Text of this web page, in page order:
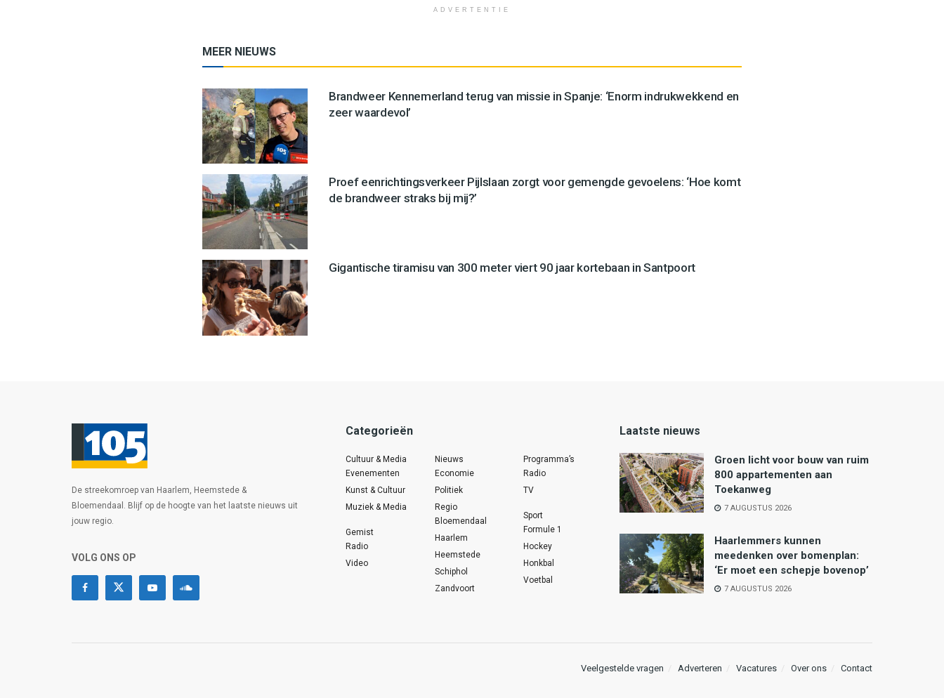
ADVERTENTIE
MEER NIEUWS
Brandweer Kennemerland terug van missie in Spanje: ‘Enorm indrukwekkend en
zeer waardevol’
Proef eenrichtingsverkeer Pijlslaan zorgt voor gemengde gevoelens: ‘Hoe komt
de brandweer straks bij mij?’
Gigantische tiramisu van 300 meter viert 90 jaar kortebaan in Santpoort
De streekomroep van Haarlem, Heemstede &
Bloemendaal. Blijf op de hoogte van het laatste nieuws uit
jouw regio.
VOLG ONS OP
Categorieën
Cultuur & Media
Evenementen
Kunst & Cultuur
Muziek & Media
Gemist
Radio
Video
Nieuws
Economie
Politiek
Regio
Bloemendaal
Haarlem
Heemstede
Schiphol
Zandvoort
Programma’s
Radio
TV
Sport
Formule 1
Hockey
Honkbal
Voetbal
Laatste nieuws
Groen licht voor bouw van ruim
800 appartementen aan
Toekanweg
7 AUGUSTUS 2026
Haarlemmers kunnen
meedenken over bomenplan:
‘Er moet een schepje bovenop’
7 AUGUSTUS 2026
Veelgestelde vragen Adverteren Vacatures Over ons Contact